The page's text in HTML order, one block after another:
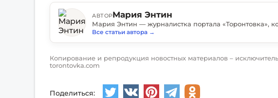
АВТОРМария Энтин
Все статьи автора →
Копирование и репродукция новостных материалов –
torontovka.com
Поделиться: